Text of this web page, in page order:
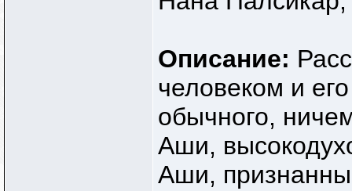
Описание:
человеком и
обычного,
Аши,
Аши,